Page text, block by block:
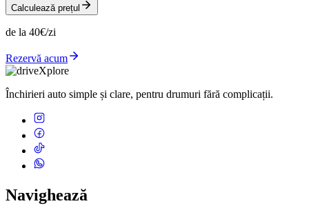
Calculează prețul
de la 40€/zi
Rezervă acum
Închirieri auto simple și clare, pentru drumuri fără complicații.
Navighează